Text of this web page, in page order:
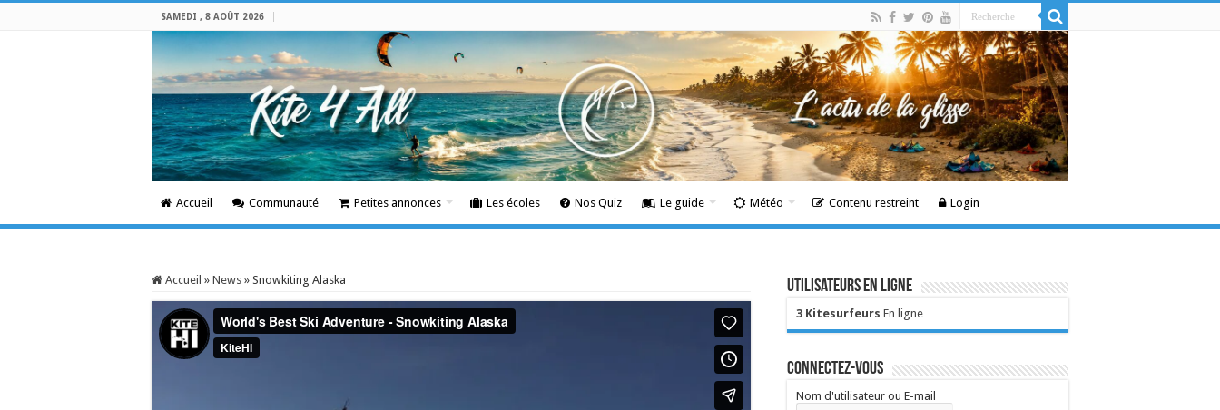
SAMEDI , 8 AOÛT 2026
Accueil Communauté Petites annonces Les écoles Nos Quiz Le guide Météo Contenu restreint Login
Accueil » News » Snowkiting Alaska Utilisateurs en ligne
3 Kitesurfeurs En ligne
Connectez-vous
Nom d'utilisateur ou E-mail